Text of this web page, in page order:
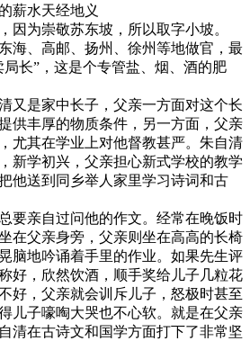
薪水天经地义
因为崇敬苏东坡，所以取字小坡。
海、高邮、扬州、徐州等地做官，最
长”，这是个专管盐、烟、酒的肥
又是家中长子，父亲一方面对这个长
供丰厚的物质条件，另一方面，父亲
尤其在学业上对他督教甚严。朱自清
新学初兴，父亲担心新式学校的教学
他送到同乡举人家里学习诗词和古
要亲自过问他的作文。经常在晚饭时
在父亲身旁，父亲则坐在高高的长椅
脑地吟诵着手里的作业。如果先生评
好，欣然饮酒，顺手奖给儿子几粒花
好，父亲就会训斥儿子，怒极时甚至
儿子嚎啕大哭也不心软。就是在父亲
清在古诗文和国学方面打下了非常坚